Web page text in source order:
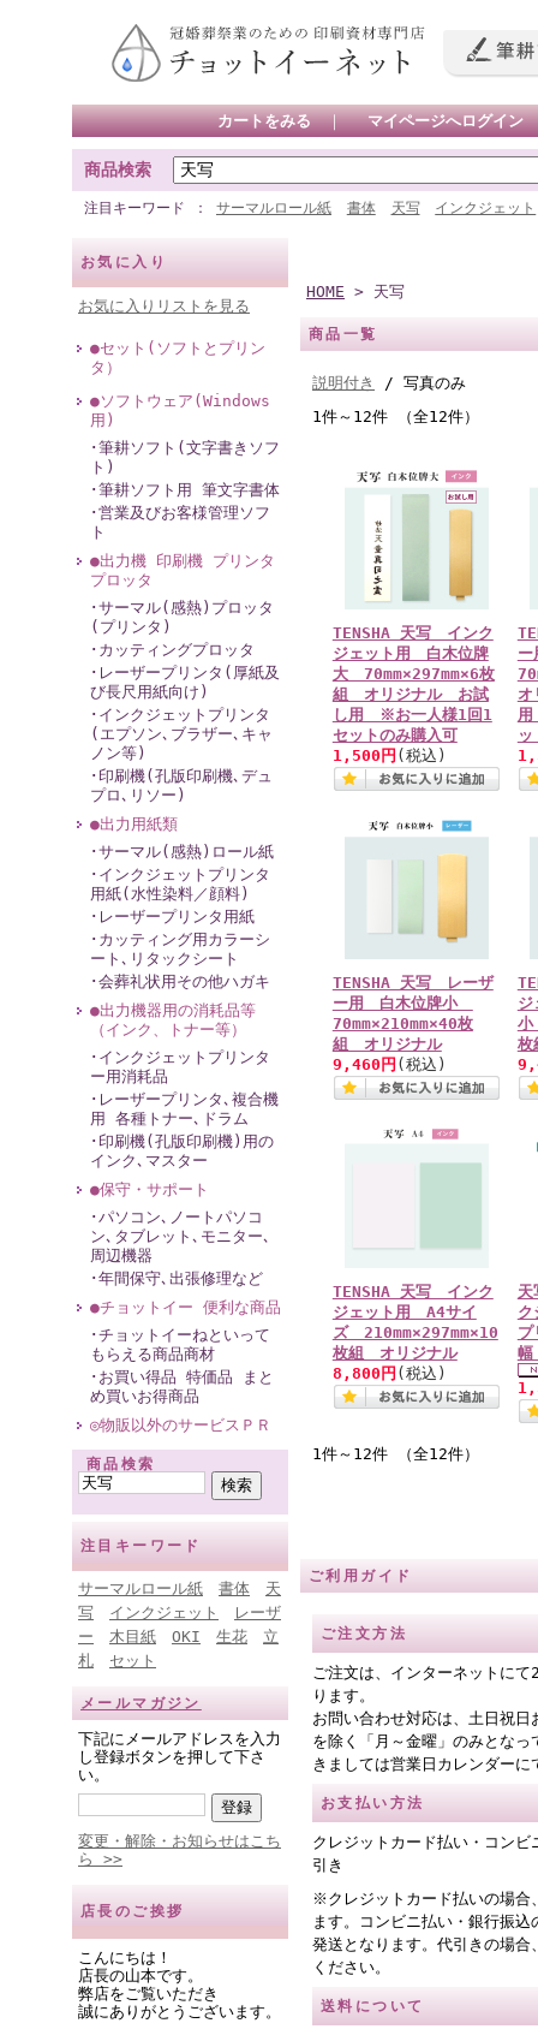
カートをみる ｜ マイページへログイン
商品検索
注目キーワード サーマルロール紙 書体 天写 インクジェット
お気に入り
お気に入りリストを見る
●セット(ソフトとプリン
タ）
●ソフトウェア(Windows
用)
･筆耕ソフト(文字書きソフ
ト)
･筆耕ソフト用 筆文字書体
･営業及びお客様管理ソフ
ト
●出力機 印刷機 プリンタ
プロッタ
･サーマル(感熱)プロッタ
(プリンタ)
･カッティングプロッタ
･レーザープリンタ(厚紙及
び長尺用紙向け)
･インクジェットプリンタ
(エプソン､ブラザー､キャ
ノン等)
･印刷機(孔版印刷機､デュ
プロ､リソー)
●出力用紙類
･サーマル(感熱)ロール紙
･インクジェットプリンタ
用紙(水性染料／顔料)
･レーザープリンタ用紙
･カッティング用カラーシ
ート､リタックシート
･会葬礼状用その他ハガキ
●出力機器用の消耗品等
（インク、トナー等）
･インクジェットプリンタ
ー用消耗品
･レーザープリンタ､複合機
用 各種トナー､ドラム
･印刷機(孔版印刷機)用の
インク､マスター
●保守・サポート
･パソコン､ノートパソコ
ン､タブレット､モニター､
周辺機器
･年間保守､出張修理など
●チョットイー 便利な商品
･チョットイーねといって
もらえる商品商材
･お買い得品 特価品 まと
め買いお得商品
◎物販以外のサービスＰＲ
商品検索
注目キーワード
サーマルロール紙 書体
天
写
インクジェット
レーザ
ー
木目紙 OKI 生花
立
札
セット
メールマガジン
下記にメールアドレスを入力
し登録ボタンを押して下さ
い。
変更・解除・お知らせはこち
ら >>
店長のご挨拶
こんにちは！
店長の山本です。
弊店をご覧いただき
誠にありがとうございます。
HOME > 天写
商品一覧
説明付き
/ 写真のみ
1件～12件 （全12件）
TENSHA 天写 インク
ジェット用 白木位牌
大 70mm×297mm×6枚
組 オリジナル お試
し用 ※お一人様1回1
セットのみ購入可
1,500円 (税込)
TENSHA 天写 レーザ
ー用 白木位牌小
70mm×210mm×40枚
組 オリジナル
9,460円 (税込)
小
枚
TENSHA 天写 インク
ジェット用 A4サイ
ズ 210mm×297mm×10
枚組 オリジナル
8,800円 (税込)
ク
プ
幅
1件～12件 （全12件）
ご利用ガイド
ご注文方法
ご注文は、インターネットに
ります。
お問い合わせ対応は、土日祝日
を除く「月～金曜」のみとなっ
きましては営業日カレンダーに
お支払い方法
クレジットカード払い・コンビ
引き
※クレジットカード払いの場合
ます。コンビニ払い・銀行振
発送となります。代引きの場合
ください。
送料について